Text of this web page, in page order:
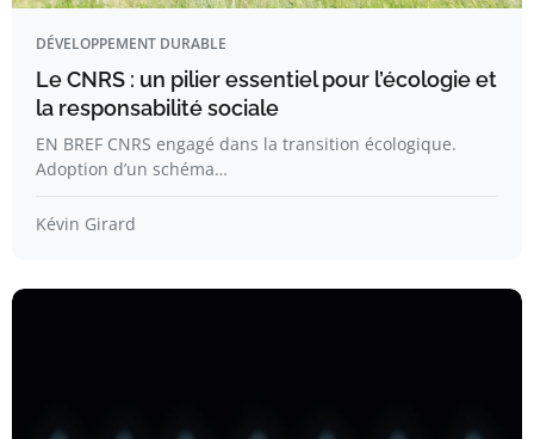
DÉVELOPPEMENT DURABLE
Le CNRS : un pilier essentiel pour l’écologie et
la responsabilité sociale
EN BREF CNRS engagé dans la transition écologique.
Adoption d’un schéma…
Kévin Girard